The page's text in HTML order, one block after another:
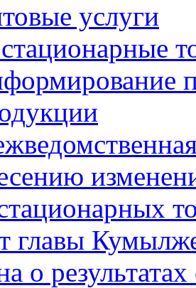
услуги
главы
о